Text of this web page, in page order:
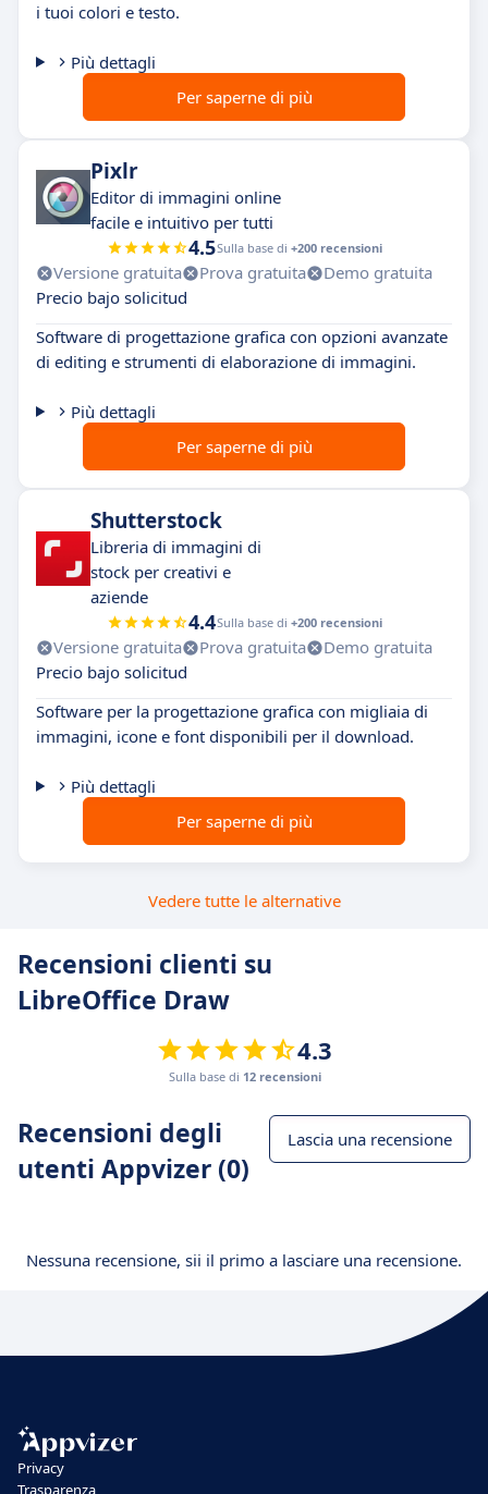
i tuoi colori e testo.
Più dettagli
Per saperne di più
Pixlr
Editor di immagini online
facile e intuitivo per tutti
4.5Sulla base di +200 recensioni
Versione gratuita Prova gratuita
Demo gratuita
Precio bajo solicitud
Software di progettazione grafica con opzioni avanzate
di editing e strumenti di elaborazione di immagini.
Più dettagli
Per saperne di più
Shutterstock
Libreria di immagini di
stock per creativi e
aziende
4.4Sulla base di +200 recensioni
Versione gratuita Prova gratuita
Demo gratuita
Precio bajo solicitud
Software per la progettazione grafica con migliaia di
immagini, icone e font disponibili per il download.
Più dettagli
Per saperne di più
Vedere tutte le alternative
Recensioni clienti su
LibreOffice Draw
4.3
Sulla base di 12 recensioni
Recensioni degli
utenti Appvizer (0)
Lascia una recensione
Nessuna recensione, sii il primo a lasciare una recensione.
Privacy
Trasparenza